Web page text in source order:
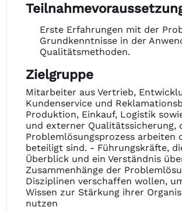
Erste Erfahrungen mit der
Grundkenntnisse in der
Qualitätsmethoden.
Zielgruppe
Mitarbeiter aus Vertrieb,
Kundenservice und
Produktion, Einkauf, Logistik
und externer Qualitätssicherung,
Problemlösungsprozess arbeiten
beteiligt sind. - Führungskräfte,
Überblick und ein Verständnis
Zusammenhänge der
Disziplinen verschaffen wollen,
Wissen zur Stärkung ihrer
nutzen